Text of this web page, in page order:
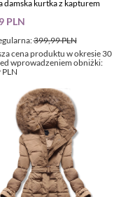
damska kurtka z kapturem
399,99 PLN
PLN
cena produktu w okresie 30
wprowadzeniem obniżki: